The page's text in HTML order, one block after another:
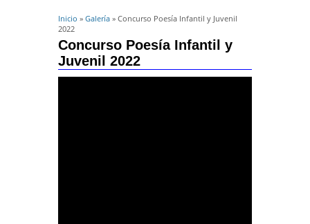
Inicio » Galería » Concurso Poesía Infantil y Juvenil
2022
Concurso Poesía Infantil y
Juvenil 2022